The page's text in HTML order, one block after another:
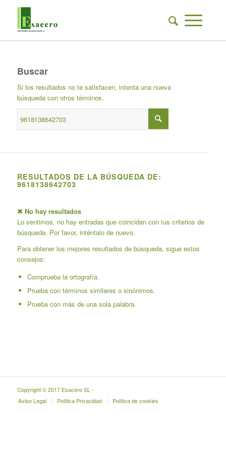
Buscar
Si los resultados no te satisfacen, intenta una nueva
búsqueda con otros términos.
RESULTADOS DE LA BÚSQUEDA DE:
9618138642703
✖ No hay resultados
Lo sentimos, no hay entradas que coincidan con tus criterios de
búsqueda. Por favor, inténtalo de nuevo.
Para obtener los mejores resultados de búsqueda, sigue estos
consejos:
Comprueba la ortografía.
Prueba con términos similares o sinónimos.
Prueba con más de una sola palabra.
Copyright © 2017 Esacero SL -
Aviso Legal
Política Privacidad Política de cookies